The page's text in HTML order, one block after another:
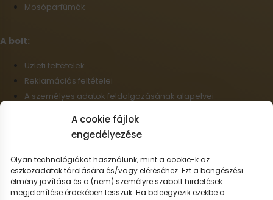
A cookie fájlok
engedélyezése
Olyan technológiákat használunk, mint a cookie-k az
eszközadatok tárolására és/vagy eléréséhez. Ezt a böngészési
élmény javítása és a (nem) személyre szabott hirdetések
megjelenítése érdekében tesszük. Ha beleegyezik ezekbe a
Mosóparfümök
A bolt:
Üzleti feltételek
Reklamációs feltételei
A személyes adatok feldolgozásának alapelvei
Cookie-fájlok
Nagykereskedelem
Elállás a szerződéstől
Magyar